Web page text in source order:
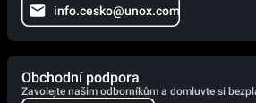
info.cesko@unox.com
Obchodní podpora
Zavolejte našim odborníkům a domluvte si